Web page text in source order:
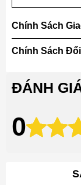
Chính Sách
Chính Sách
ĐÁNH
0